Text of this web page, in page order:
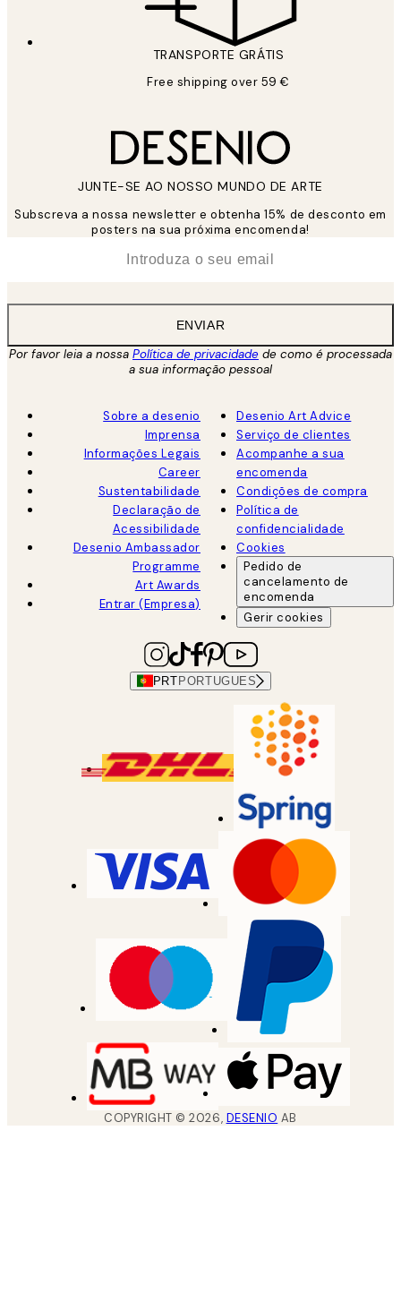
TRANSPORTE GRÁTIS
Free shipping over 59 €
JUNTE-SE AO NOSSO MUNDO DE ARTE
Subscreva a nossa newsletter e obtenha 15% de desconto em
posters na sua próxima encomenda!
ENVIAR
Por favor leia a nossa Política de privacidade de como é processada
a sua informação pessoal
Sobre a desenio
Imprensa
Informações Legais
Career
Sustentabilidade
Declaração de
Acessibilidade
Desenio Ambassador
Programme
Art Awards
Entrar (Empresa)
Desenio Art Advice
Serviço de clientes
Acompanhe a sua
encomenda
Condições de compra
Política de
confidencialidade
Cookies
Pedido de
cancelamento de
encomenda
Gerir cookies
PRT PORTUGUES
COPYRIGHT ©2026, DESENIO AB